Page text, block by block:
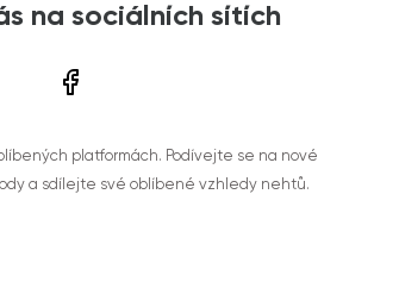
na sociálních sítích
platformách. Podívejte se na nové
a sdílejte své oblíbené vzhledy nehtů.